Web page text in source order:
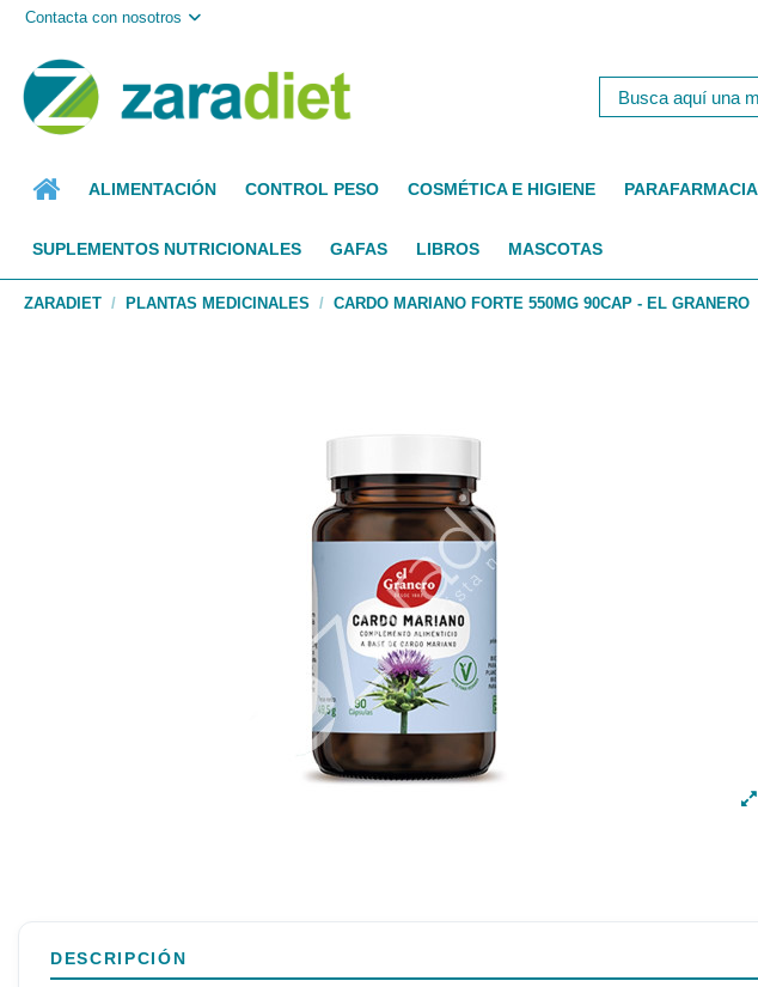
Contacta con nosotros
ALIMENTACIÓN CONTROL PESO COSMÉTICA E HIGIENE PARAFARMACIA
SUPLEMENTOS NUTRICIONALES GAFAS LIBROS MASCOTAS
ZARADIET PLANTAS MEDICINALES CARDO MARIANO FORTE 550MG 90CAP - EL GRANERO
DESCRIPCIÓN